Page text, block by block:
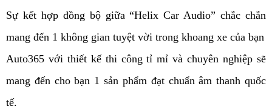
Sự kết hợp đồng bộ giữa “Helix Car Audio” chắc chắn
mang đến 1 không gian tuyệt vời trong khoang xe của bạn
Auto365 với thiết kế thi công tỉ mỉ và chuyên nghiệp sẽ
mang đến cho bạn 1 sản phẩm đạt chuẩn âm thanh quốc
tế.